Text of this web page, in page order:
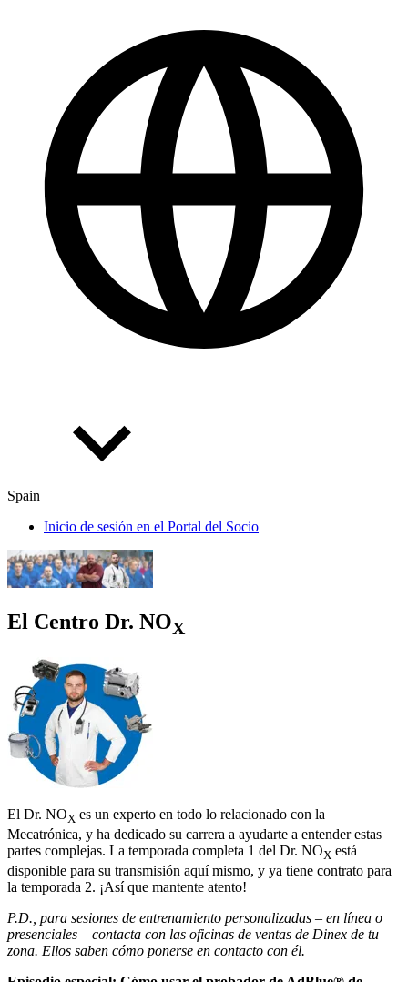
Spain
Inicio de sesión en el Portal del Socio
El Centro Dr. NOX
El Dr. NOX es un experto en todo lo relacionado con la
Mecatrónica, y ha dedicado su carrera a ayudarte a entender estas
partes complejas. La temporada completa 1 del Dr. NOX está
disponible para su transmisión aquí mismo, y ya tiene contrato para
la temporada 2. ¡Así que mantente atento!
P.D., para sesiones de entrenamiento personalizadas – en línea o
presenciales – contacta con las oficinas de ventas de Dinex de tu
zona. Ellos saben cómo ponerse en contacto con él.